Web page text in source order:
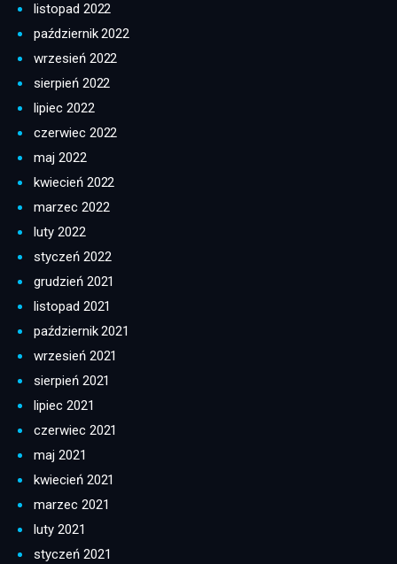
listopad 2022
październik 2022
wrzesień 2022
sierpień 2022
lipiec 2022
czerwiec 2022
maj 2022
kwiecień 2022
marzec 2022
luty 2022
styczeń 2022
grudzień 2021
listopad 2021
październik 2021
wrzesień 2021
sierpień 2021
lipiec 2021
czerwiec 2021
maj 2021
kwiecień 2021
marzec 2021
luty 2021
styczeń 2021